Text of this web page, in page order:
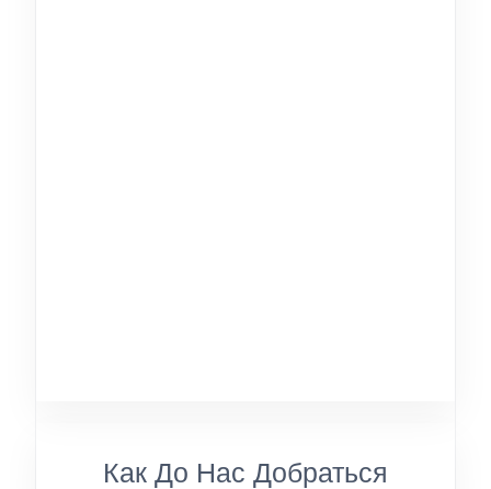
Как До Нас Добраться